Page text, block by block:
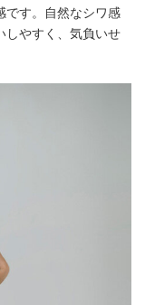
です。自然なシワ感
しやすく、気負いせ